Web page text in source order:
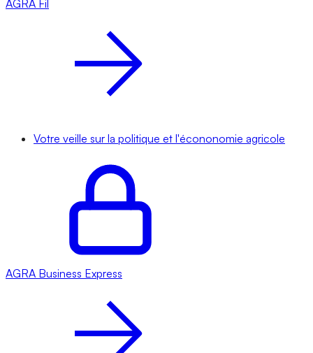
AGRA Fil
Votre veille sur la politique et l'écononomie agricole
AGRA Business Express